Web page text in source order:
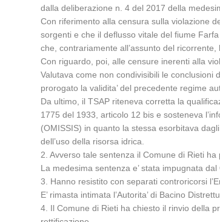
dalla deliberazione n. 4 del 2017 della
Con riferimento alla censura sulla violazione
sorgenti e che il deflusso vitale del fiume
che, contrariamente all’assunto del
Con riguardo, poi, alle censure inerenti alla
Valutava come non condivisibili le conclusioni
prorogato la validita’ del precedente regime
Da ultimo, il TSAP riteneva corretta la
1775 del 1933, articolo 12 bis e sosteneva
(OMISSIS) in quanto la stessa esorbitava
dell’uso della risorsa idrica.
2. Avverso tale sentenza il Comune di Rieti
La medesima sentenza e’ stata impugnata
3. Hanno resistito con separati controricorsi
E’ rimasta intimata l’Autorita’ di Bacino
4. Il Comune di Rieti ha chiesto il rinvio della